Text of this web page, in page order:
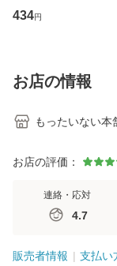
イーストウエス
ト・ジャパン [CD]
434円
お店の情報
もったいない本
お店の評価：
連絡・応対
4.7
販売者情報 支払い